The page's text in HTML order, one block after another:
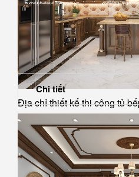
Địa chỉ thiết kế thi công tủ
Chi tiết